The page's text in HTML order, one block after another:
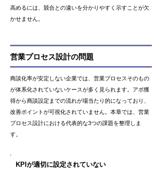
高めるには、競合との違いを分かりやすく示すことが欠
かせません。
営業プロセス設計の問題
商談化率が安定しない企業では、営業プロセスそのもの
が体系化されていないケースが多く見られます。アポ獲
得から商談設定までの流れが場当たり的になっており、
改善ポイントが可視化されていません。本章では、営業
プロセス設計における代表的な3つの課題を整理しま
す。
KPIが適切に設定されていない